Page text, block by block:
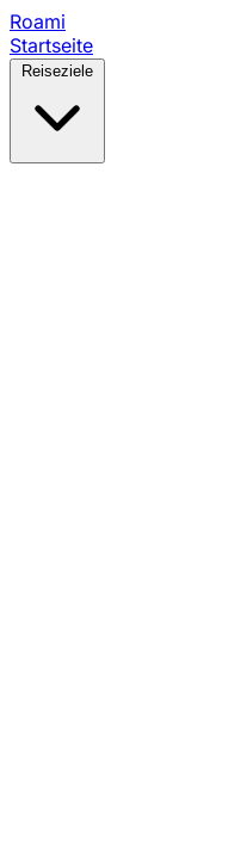
Roami
Startseite
Reiseziele